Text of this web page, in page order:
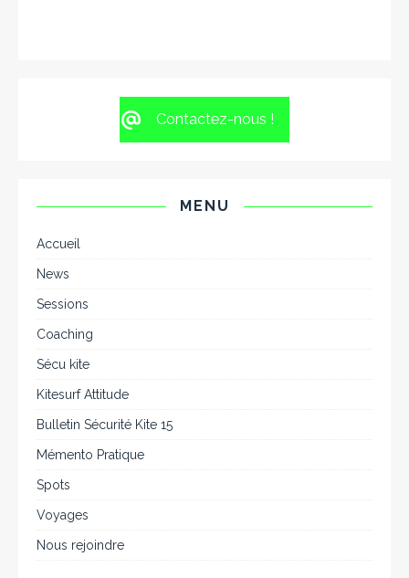
Contactez-nous !
MENU
Accueil
News
Sessions
Coaching
Sécu kite
Kitesurf Attitude
Bulletin Sécurité Kite 15
Mémento Pratique
Spots
Voyages
Nous rejoindre